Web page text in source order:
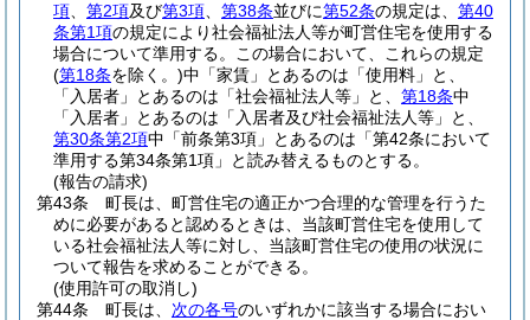
項
第2項及び第3項 第38条並びに第52条の規定は、 第40
条第1項の規定により社会福祉法人等が町営住宅を使用する
場合について準用する。
この場合において、これらの規定
(第18条を除く。)中「家賃」とあるのは「使用料」と、
「入居者」とあるのは「社会福祉法人等」と、 第18条中
「入居者」とあるのは「入居者及び社会福祉法人等」と、
第30条第2項中「前条第3項」とあるのは「第42条において
準用する第34条第1項」と読み替えるものとする。
(報告の請求)
第43条
町長は、町営住宅の適正かつ合理的な管理を行うた
めに必要があると認めるときは、当該町営住宅を使用して
いる社会福祉法人等に対し、当該町営住宅の使用の状況に
ついて報告を求めることができる。
(使用許可の取消し)
第44条
町長は、 次の各号のいずれかに該当する場合におい